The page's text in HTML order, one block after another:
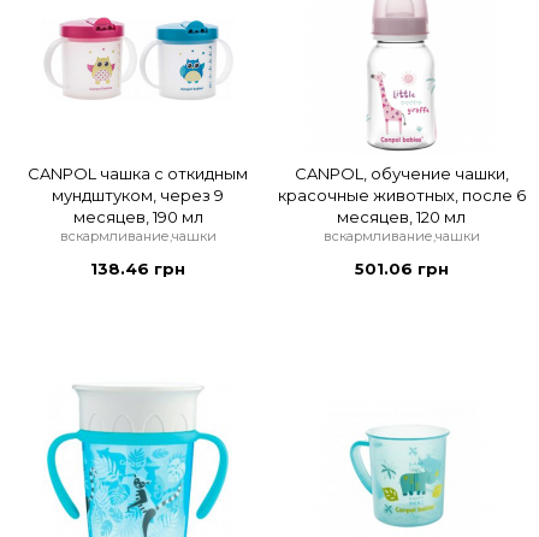
CANPOL чашка с откидным
мундштуком, через 9
месяцев, 190 мл
вскармливание,чашки
138.46 грн
CANPOL, обучение чашки,
красочные животных, после 6
месяцев, 120 мл
вскармливание,чашки
501.06 грн